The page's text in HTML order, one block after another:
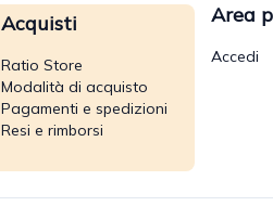
Acquisti
Ratio Store
Modalità di acquisto
Pagamenti e spedizioni
Resi e rimborsi
Area
Accedi